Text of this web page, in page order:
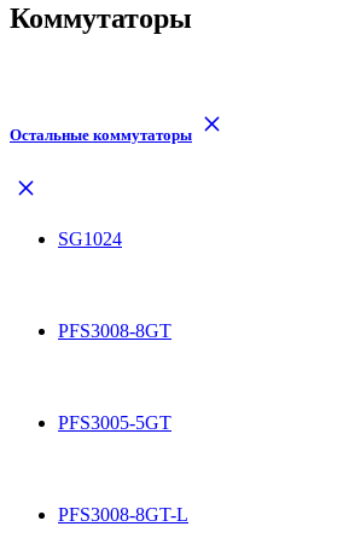
Коммутаторы
Остальные коммутаторы
SG1024
PFS3008-8GT
PFS3005-5GT
PFS3008-8GT-L